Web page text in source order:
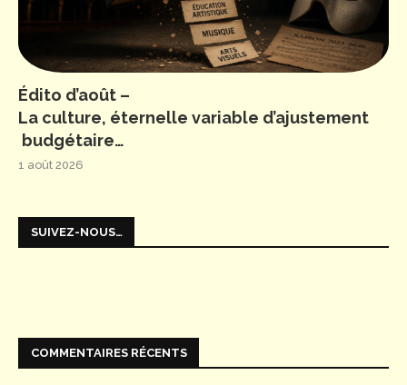
Édito d’août –
La culture, éternelle variable d’ajustement
budgétaire…
1 août 2026
SUIVEZ-NOUS…
COMMENTAIRES RÉCENTS